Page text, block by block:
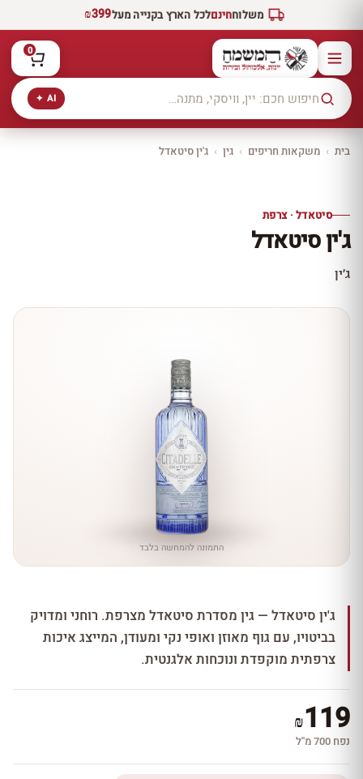
משלוחחינםלכל הארץ בקנייה מעל₪399
AI ✦
0
בית › משקאות חריפים › גין › ג'ין סיטאדל
10% הנחה
עכשיו ב-10% הנחה
סיטאדל · צרפת
ג'ין סיטאדל
ג׳ין
התמונה להמחשה בלבד
ג'ין סיטאדל — גין מסדרת סיטאדל מצרפת. רוחני ומדויק
בביטויו, עם גוף מאוזן ואופי נקי ומעודן, המייצג איכות
צרפתית מוקפדת ונוכחות אלגנטית.
₪119
נפח 700 מ''ל